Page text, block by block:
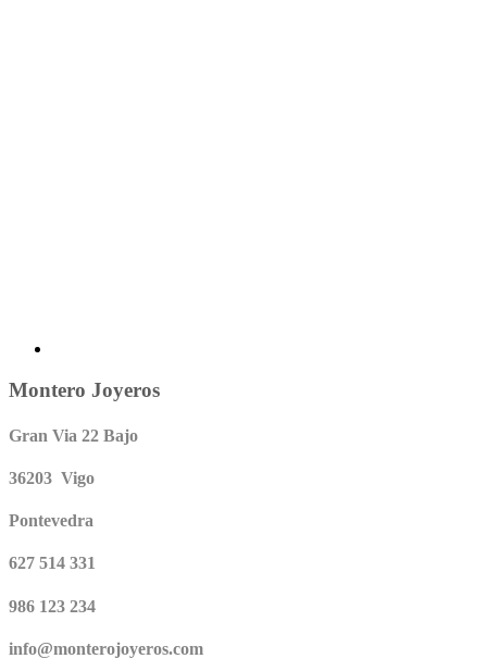
Montero Joyeros
Gran Via 22 Bajo
36203 Vigo
Pontevedra
627 514 331
986 123 234
info@monterojoyeros.com